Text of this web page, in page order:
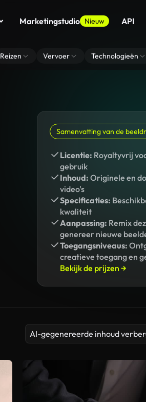
Marketingstudio Nieuw API
Reizen Vervoer Technologieën
Samenvatting van de
Licentie: Royaltyvrij
gebruik
Inhoud: Originele en
video's
Specificaties:
kwaliteit
Aanpassing: Remix
genereer nieuwe
Toegangsniveaus:
creatieve toegang en
Bekijk de prijzen →
AI-gegenereerde inhoud